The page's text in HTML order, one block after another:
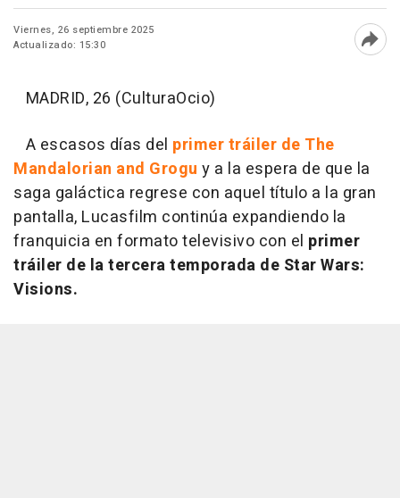
Viernes, 26 septiembre 2025
Actualizado: 15:30
MADRID, 26 (CulturaOcio)
A escasos días del primer tráiler de The
Mandalorian and Grogu y a la espera de que la
saga galáctica regrese con aquel título a la gran
pantalla, Lucasfilm continúa expandiendo la
franquicia en formato televisivo con el primer
tráiler de la tercera temporada de Star Wars:
Visions.